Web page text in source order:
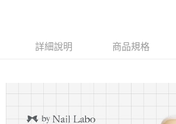
４．使用「AFTEE先享後付」時，將依據個別帳號
詳細說明 商品規格